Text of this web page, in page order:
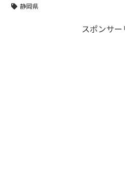
静岡県
スポンサー